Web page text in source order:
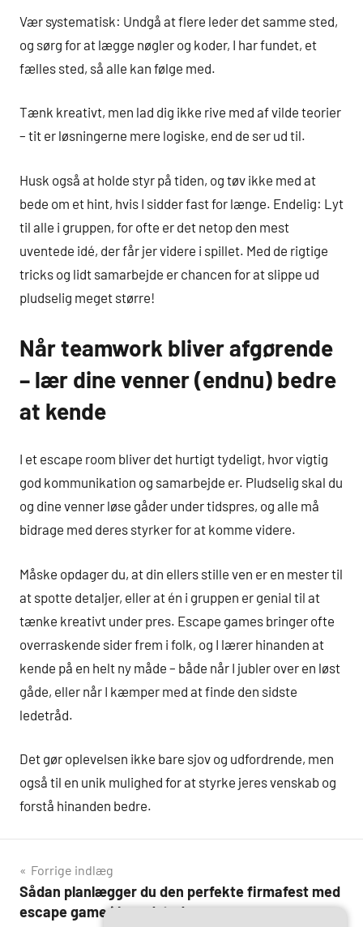
Vær systematisk: Undgå at flere leder det samme sted,
og sørg for at lægge nøgler og koder, I har fundet, et
fælles sted, så alle kan følge med.
Tænk kreativt, men lad dig ikke rive med af vilde teorier
– tit er løsningerne mere logiske, end de ser ud til.
Husk også at holde styr på tiden, og tøv ikke med at
bede om et hint, hvis I sidder fast for længe. Endelig: Lyt
til alle i gruppen, for ofte er det netop den mest
uventede idé, der får jer videre i spillet. Med de rigtige
tricks og lidt samarbejde er chancen for at slippe ud
pludselig meget større!
Når teamwork bliver afgørende
– lær dine venner (endnu) bedre
at kende
I et escape room bliver det hurtigt tydeligt, hvor vigtig
god kommunikation og samarbejde er. Pludselig skal du
og dine venner løse gåder under tidspres, og alle må
bidrage med deres styrker for at komme videre.
Måske opdager du, at din ellers stille ven er en mester til
at spotte detaljer, eller at én i gruppen er genial til at
tænke kreativt under pres. Escape games bringer ofte
overraskende sider frem i folk, og I lærer hinanden at
kende på en helt ny måde – både når I jubler over en løst
gåde, eller når I kæmper med at finde den sidste
ledetråd.
Det gør oplevelsen ikke bare sjov og udfordrende, men
også til en unik mulighed for at styrke jeres venskab og
forstå hinanden bedre.
Indlægsnavigation
Forrige indlæg
Sådan planlægger du den perfekte firmafest med
escape game i hovedstaden